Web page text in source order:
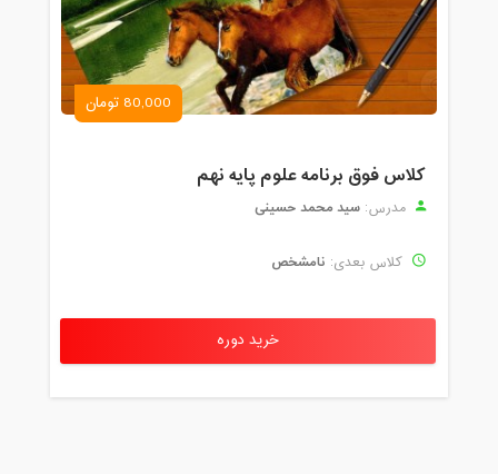
80,000 تومان
کلاس فوق برنامه علوم پایه نهم
مدرس: سید محمد حسینی
کلاس بعدی: نامشخص
خرید دوره